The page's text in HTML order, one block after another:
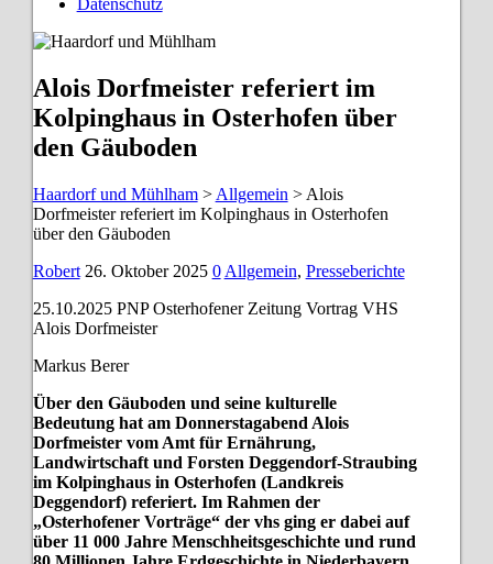
Datenschutz
Alois Dorfmeister referiert im
Kolpinghaus in Osterhofen über
den Gäuboden
Haardorf und Mühlham> Allgemein > Alois
Dorfmeister referiert im Kolpinghaus in Osterhofen
über den Gäuboden
Robert 26. Oktober 2025 0 Allgemein, Presseberichte
25.10.2025 PNP Osterhofener Zeitung Vortrag VHS
Alois Dorfmeister
Markus Berer
Über den Gäuboden und seine kulturelle
Bedeutung hat am Donnerstagabend Alois
Dorfmeister vom Amt für Ernährung,
Landwirtschaft und Forsten Deggendorf-Straubing
im Kolpinghaus in Osterhofen (Landkreis
Deggendorf) referiert. Im Rahmen der
„Osterhofener Vorträge“ der vhs ging er dabei auf
über 11 000 Jahre Menschheitsgeschichte und rund